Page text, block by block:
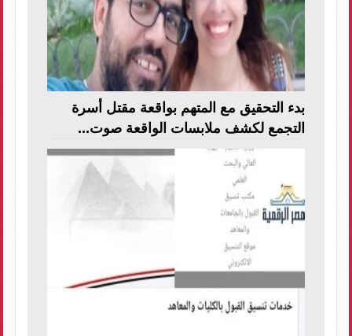
بدء التحقيق مع المتهم بواقعة مقتل أسرة
التجمع لكشف ملابسات الواقعة صوت...